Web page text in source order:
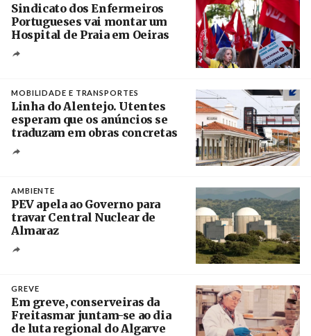
Sindicato dos Enfermeiros
Portugueses vai montar um
Hospital de Praia em Oeiras
MOBILIDADE E TRANSPORTES
Linha do Alentejo. Utentes
esperam que os anúncios se
traduzam em obras concretas
AMBIENTE
PEV apela ao Governo para
travar Central Nuclear de
Almaraz
GREVE
Em greve, conserveiras da
Freitasmar juntam-se ao dia
de luta regional do Algarve